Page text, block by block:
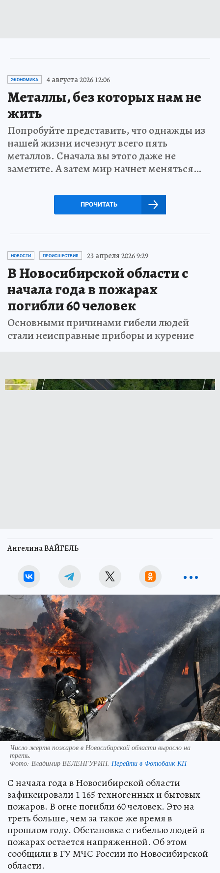
ЭКОНОМИКА 4 августа 2026 12:06
Металлы, без которых нам не
жить
Попробуйте представить, что однажды из
нашей жизни исчезнут всего пять
металлов. Сначала вы этого даже не
заметите. А затем мир начнет меняться…
ПРОЧИТАТЬ
НОВОСТИ ПРОИСШЕСТВИЯ 23 апреля 2026 9:29
В Новосибирской области с
начала года в пожарах
погибли 60 человек
Основными причинами гибели людей
стали неисправные приборы и курение
Ангелина ВАЙГЕЛЬ
Число жертв пожаров в Новосибирской области выросло на
треть.
Фото: Владимир ВЕЛЕНГУРИН. Перейти в Фотобанк КП
С начала года в Новосибирской области
зафиксировали 1 165 техногенных и бытовых
пожаров. В огне погибли 60 человек. Это на
треть больше, чем за такое же время в
прошлом году. Обстановка с гибелью людей в
пожарах остается напряженной. Об этом
сообщили в ГУ МЧС России по Новосибирской
области.